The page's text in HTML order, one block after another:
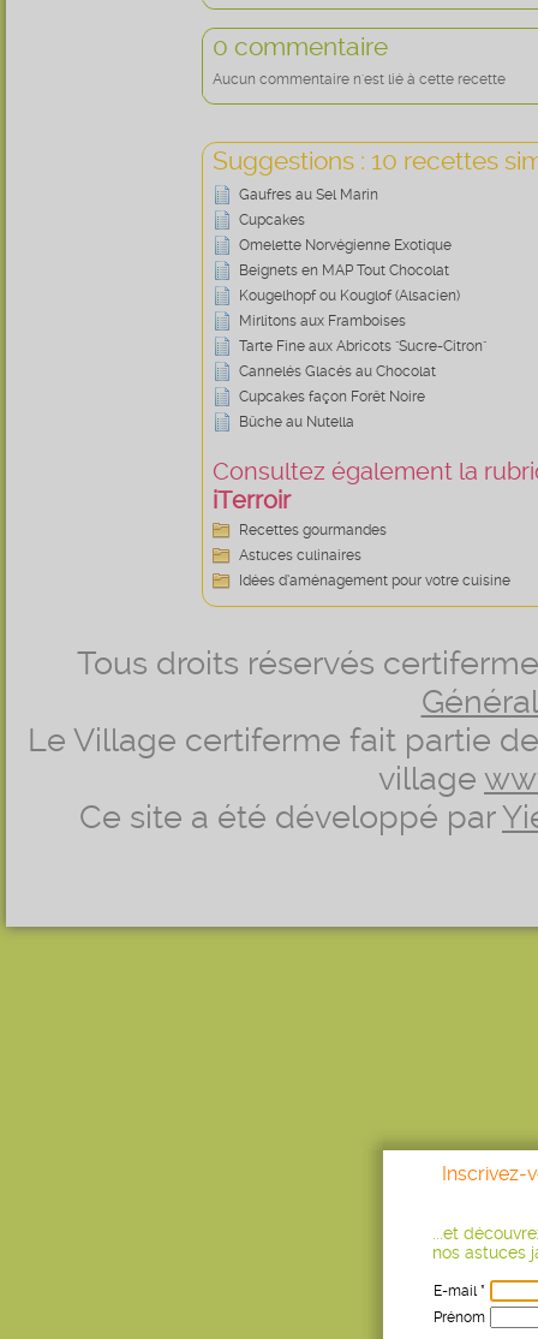
0 commentaire
Aucun commentaire n'est lié à cette recette
Suggestions : 10 recettes
Gaufres au Sel Marin
Cupcakes
Omelette Norvégienne Exotique
Beignets en MAP Tout Chocolat
Kougelhopf ou Kouglof (Alsacien)
Mirlitons aux Framboises
Tarte Fine aux Abricots "Sucre-Citron"
Cannelés Glacés au Chocolat
Cupcakes façon Forêt Noire
Bûche au Nutella
Consultez également la
iTerroir
Recettes gourmandes
Astuces culinaires
Idées d’aménagement pour votre cuisine
Tous droits réservés
Le Village certiferme fait partie
village
Ce site a été développé par
Inscrivez-
...et
nos astuces
E-mail *
Prénom